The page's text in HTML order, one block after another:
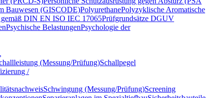
Bauwesen (GISCODE)PolyurethanePolyzyklische Aromatische
DIN EN ISO IEC 17065Prüfgrundsätze DGUV
Psychische BelastungenPsychologie der
(Messung/Prüfung)Schallpegel
/
Schwingung (Messung/Prüfung)Screening